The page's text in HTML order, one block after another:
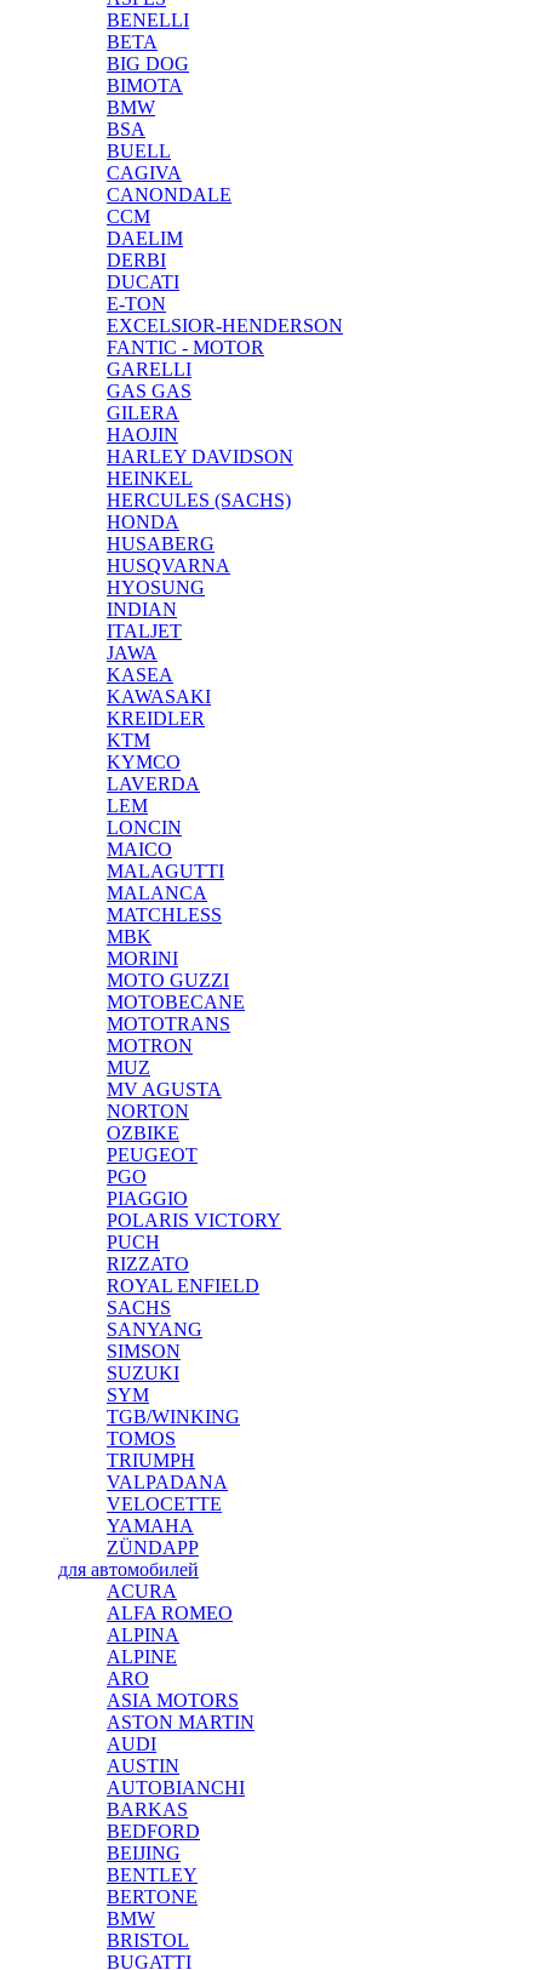
BENELLI
BETA
BIG DOG
BIMOTA
BMW
BSA
BUELL
CAGIVA
CANONDALE
CCM
DAELIM
DERBI
DUCATI
E-TON
EXCELSIOR-HENDERSON
FANTIC - MOTOR
GARELLI
GAS GAS
GILERA
HAOJIN
HARLEY DAVIDSON
HEINKEL
HERCULES (SACHS)
HONDA
HUSABERG
HUSQVARNA
HYOSUNG
INDIAN
ITALJET
JAWA
KASEA
KAWASAKI
KREIDLER
KTM
KYMCO
LAVERDA
LEM
LONCIN
MAICO
MALAGUTTI
MALANCA
MATCHLESS
MBK
MORINI
MOTO GUZZI
MOTOBECANE
MOTOTRANS
MOTRON
MUZ
MV AGUSTA
NORTON
OZBIKE
PEUGEOT
PGO
PIAGGIO
POLARIS VICTORY
PUCH
RIZZATO
ROYAL ENFIELD
SACHS
SANYANG
SIMSON
SUZUKI
SYM
TGB/WINKING
TOMOS
TRIUMPH
VALPADANA
VELOCETTE
YAMAHA
ZÜNDAPP
для автомобилей
ACURA
ALFA ROMEO
ALPINA
ALPINE
ARO
ASIA MOTORS
ASTON MARTIN
AUDI
AUSTIN
AUTOBIANCHI
BARKAS
BEDFORD
BEIJING
BENTLEY
BERTONE
BMW
BRISTOL
BUGATTI